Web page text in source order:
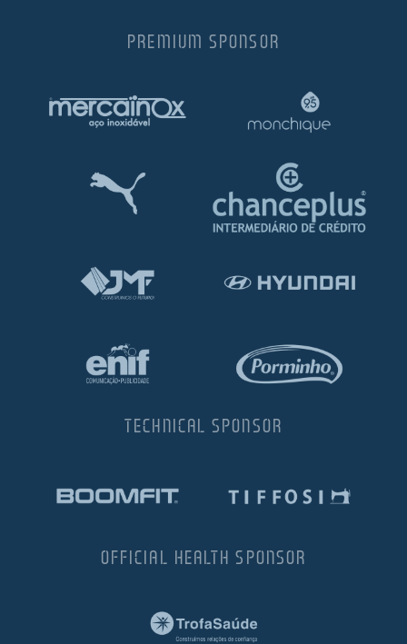
PREMIUM SPONSOR
TECHNICAL SPONSOR
OFFICIAL HEALTH SPONSOR